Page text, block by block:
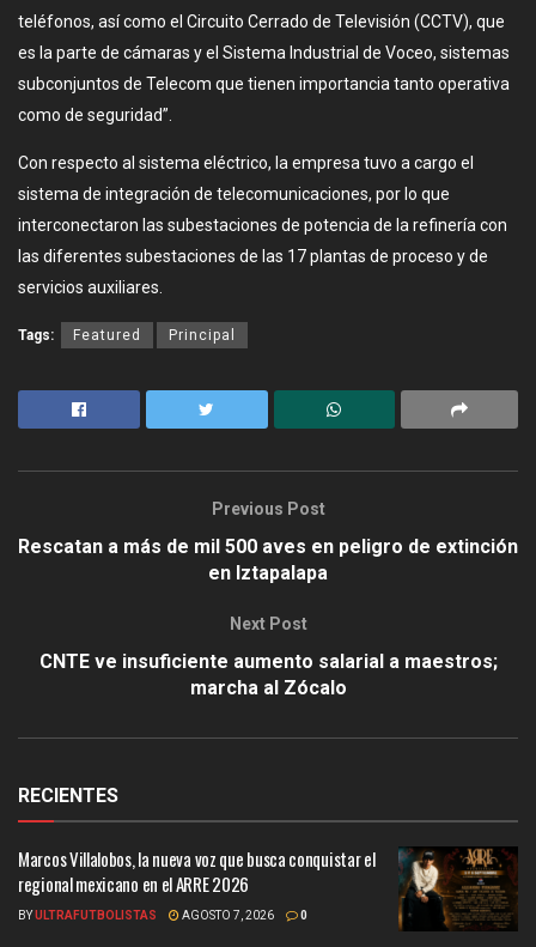
teléfonos, así como el Circuito Cerrado de Televisión (CCTV), que
es la parte de cámaras y el Sistema Industrial de Voceo, sistemas
subconjuntos de Telecom que tienen importancia tanto operativa
como de seguridad”.
Con respecto al sistema eléctrico, la empresa tuvo a cargo el
sistema de integración de telecomunicaciones, por lo que
interconectaron las subestaciones de potencia de la refinería con
las diferentes subestaciones de las 17 plantas de proceso y de
servicios auxiliares.
Tags: Featured Principal
Previous Post
Rescatan a más de mil 500 aves en peligro de extinción
en Iztapalapa
Next Post
CNTE ve insuficiente aumento salarial a maestros;
marcha al Zócalo
RECIENTES
Marcos Villalobos, la nueva voz que busca conquistar el
regional mexicano en el ARRE 2026
BYULTRAFUTBOLISTAS AGOSTO 7, 2026 0